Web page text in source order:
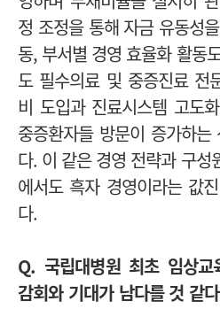
정 조정을 통해 자금 유동성
동, 부서별 경영 효율화 활동
도 필수의료 및 중증진료 전
비 도입과 진료시스템 고도
중증환자들 방문이 증가하
다. 이 같은 경영 전략과 구성
에서도 흑자 경영이라는 값
다.
Q. 국립대병원 최초 임상교
감회와 기대가 남다를 것 같다